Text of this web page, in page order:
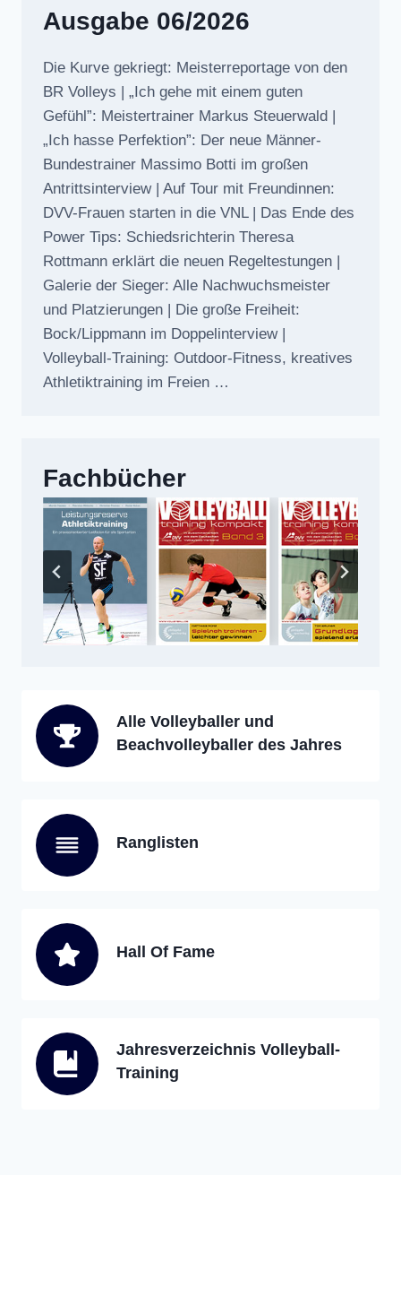
Ausgabe 06/2026
Die Kurve gekriegt: Meisterreportage von den
BR Volleys | „Ich gehe mit einem guten
Gefühl”: Meistertrainer Markus Steuerwald |
„Ich hasse Perfektion”: Der neue Männer-
Bundestrainer Massimo Botti im großen
Antrittsinterview | Auf Tour mit Freundinnen:
DVV-Frauen starten in die VNL | Das Ende des
Power Tips: Schiedsrichterin Theresa
Rottmann erklärt die neuen Regeltestungen |
Galerie der Sieger: Alle Nachwuchsmeister
und Platzierungen | Die große Freiheit:
Bock/Lippmann im Doppelinterview |
Volleyball-Training: Outdoor-Fitness, kreatives
Athletiktraining im Freien …
Fachbücher
Alle Volleyballer und
Beachvolleyballer des Jahres
Ranglisten
Hall Of Fame
Jahresverzeichnis Volleyball-
Training